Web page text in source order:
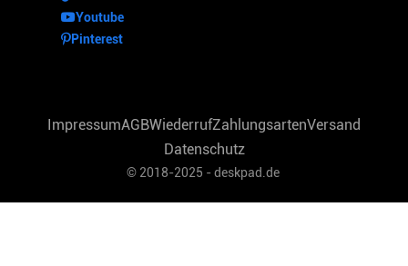
Youtube
Pinterest
© 2018-2025 - deskpad.de
ImpressumAGBWiederrufZahlungsartenVersand
Datenschutz